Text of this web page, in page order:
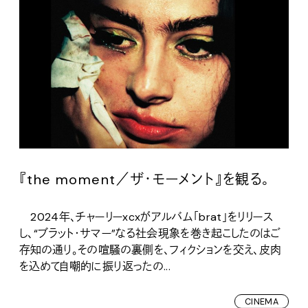
『the moment／ザ・モーメント』を観る。
2024年、チャーリーxcxがアルバム「brat」をリリース
し、“ブラット・サマー”なる社会現象を巻き起こしたのはご
存知の通り。その喧騒の裏側を、フィクションを交え、皮肉
を込めて自嘲的に振り返ったの...
CINEMA